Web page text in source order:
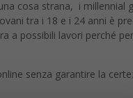
cosa strana, i millennial
tra i 18 e i 24 anni è
a possibili lavori perché
senza garantire la